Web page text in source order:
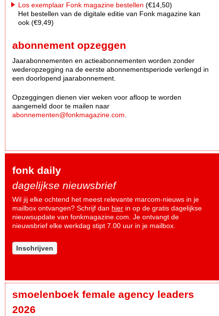
Los exemplaar Fonk magazine bestellen (€14,50)
Het bestellen van de digitale editie van Fonk magazine kan
ook (€9,49)
abonnement opzeggen
Jaarabonnementen en actieabonnementen worden zonder
wederopzegging na de eerste abonnementsperiode verlengd in
een doorlopend jaarabonnement.
Opzeggingen dienen vier weken voor afloop te worden
aangemeld door te mailen naar
abonnementen@fonkmagazine.com
fonk daily
dagelijkse nieuwsbrief
Wil jij elke ochtend het meest relevante marcom-nieuws in je
mailbox ontvangen? Schrijf dan hier in op de gratis dagelijkse
nieuwsupdate van fonkmagazine.com. Je ontvangt de
nieuwsbrief elke werkdag stipt 7.00 uur in je mailbox.
Inschrijven
smoelenboek female agency leaders
2026